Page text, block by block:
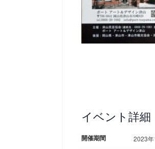
イベント詳細
開催期間 2023